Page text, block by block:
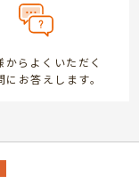
からよくいただく
にお答えします。